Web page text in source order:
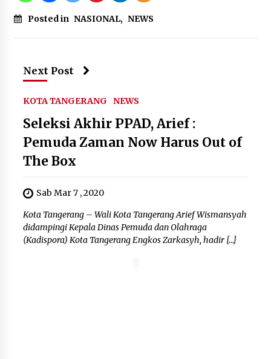
Jaga Kebugaran Petugas, Lapas
Kelas I Tangerang Gelar Cek
Perlindungan Hak Cipta Musik di Era
Digital, Sosialisasikan Pencatatan
Gratis dan Penguatan Royalti
6 Agustus 2026
Media Bisa Berdampak Besar
hingga Fatal
6 Agustus 2026
Posted in NASIONAL, NEWS
Next Post
KOTA TANGERANG NEWS
Seleksi Akhir PPAD, Arief :
Pemuda Zaman Now Harus Out of
The Box
Sab Mar 7 , 2020
Kota Tangerang – Wali Kota Tangerang Arief Wismansyah
didampingi Kepala Dinas Pemuda dan Olahraga
(Kadispora) Kota Tangerang Engkos Zarkasyh, hadir […]